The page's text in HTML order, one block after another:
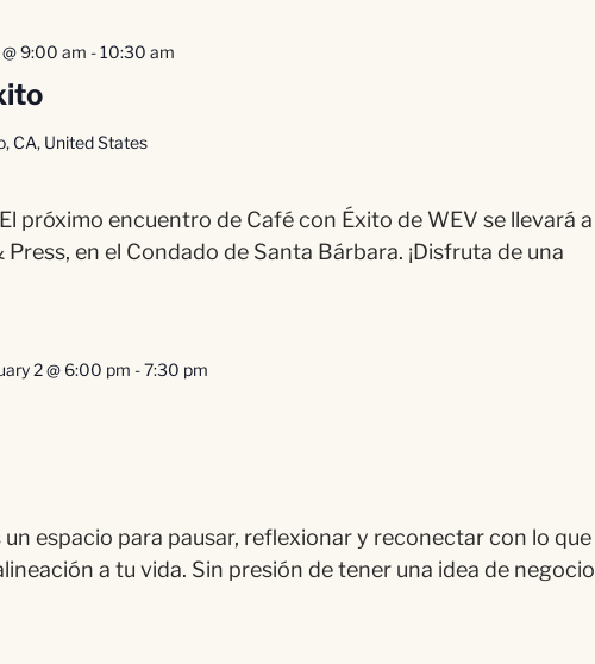
9:00 am -10:30 am
CA, United States
próximo encuentro de Café con Éxito de WEV se llevará a
en el Condado de Santa Bárbara. ¡Disfruta de una
2 @ 6:00 pm -7:30 pm
un espacio para pausar, reflexionar y reconectar con lo que
a tu vida. Sin presión de tener una idea de negocio